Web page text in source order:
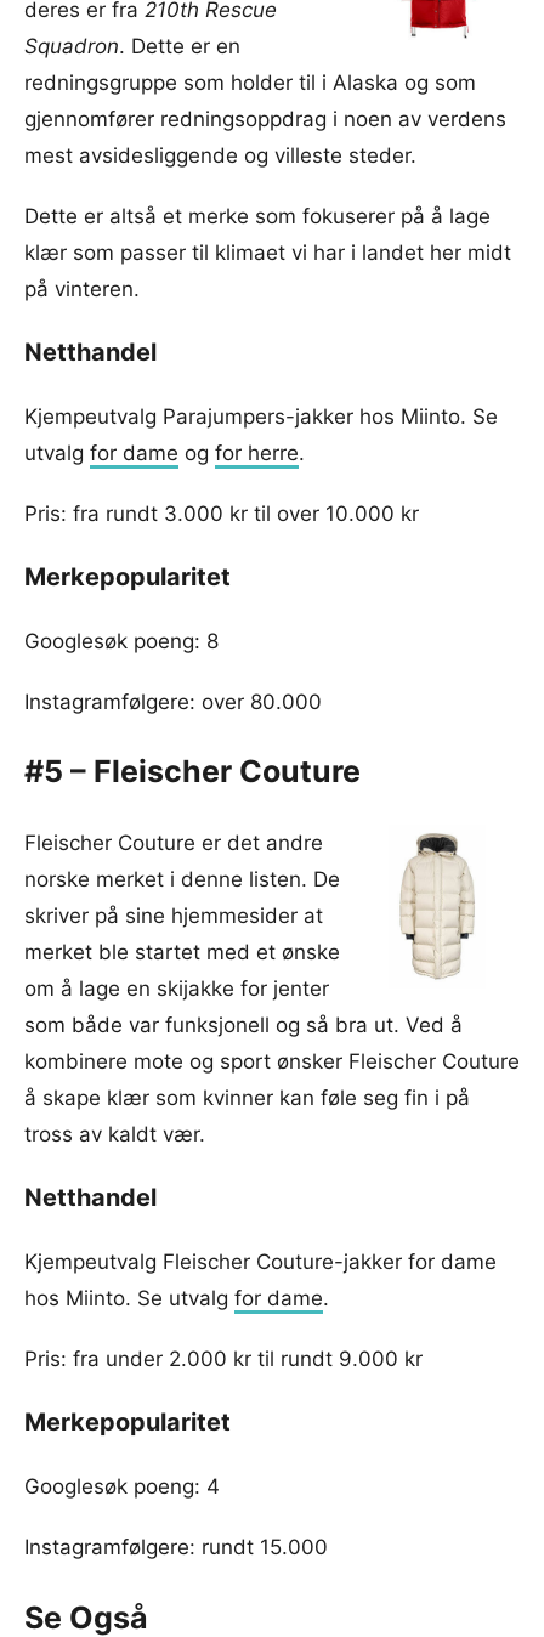
deres er fra 210th Rescue
Squadron. Dette er en
redningsgruppe som holder til i Alaska og som
gjennomfører redningsoppdrag i noen av verdens
mest avsidesliggende og villeste steder.
Dette er altså et merke som fokuserer på å lage
klær som passer til klimaet vi har i landet her midt
på vinteren.
Netthandel
Kjempeutvalg Parajumpers-jakker hos Miinto. Se
utvalg for dame og for herre.
Pris: fra rundt 3.000 kr til over 10.000 kr
Merkepopularitet
Googlesøk poeng: 8
Instagramfølgere: over 80.000
#5 – Fleischer Couture
Fleischer Couture er det andre
norske merket i denne listen. De
skriver på sine hjemmesider at
merket ble startet med et ønske
om å lage en skijakke for jenter
som både var funksjonell og så bra ut. Ved å
kombinere mote og sport ønsker Fleischer Couture
å skape klær som kvinner kan føle seg fin i på
tross av kaldt vær.
Netthandel
Kjempeutvalg Fleischer Couture-jakker for dame
hos Miinto. Se utvalg for dame.
Pris: fra under 2.000 kr til rundt 9.000 kr
Merkepopularitet
Googlesøk poeng: 4
Instagramfølgere: rundt 15.000
Se Også